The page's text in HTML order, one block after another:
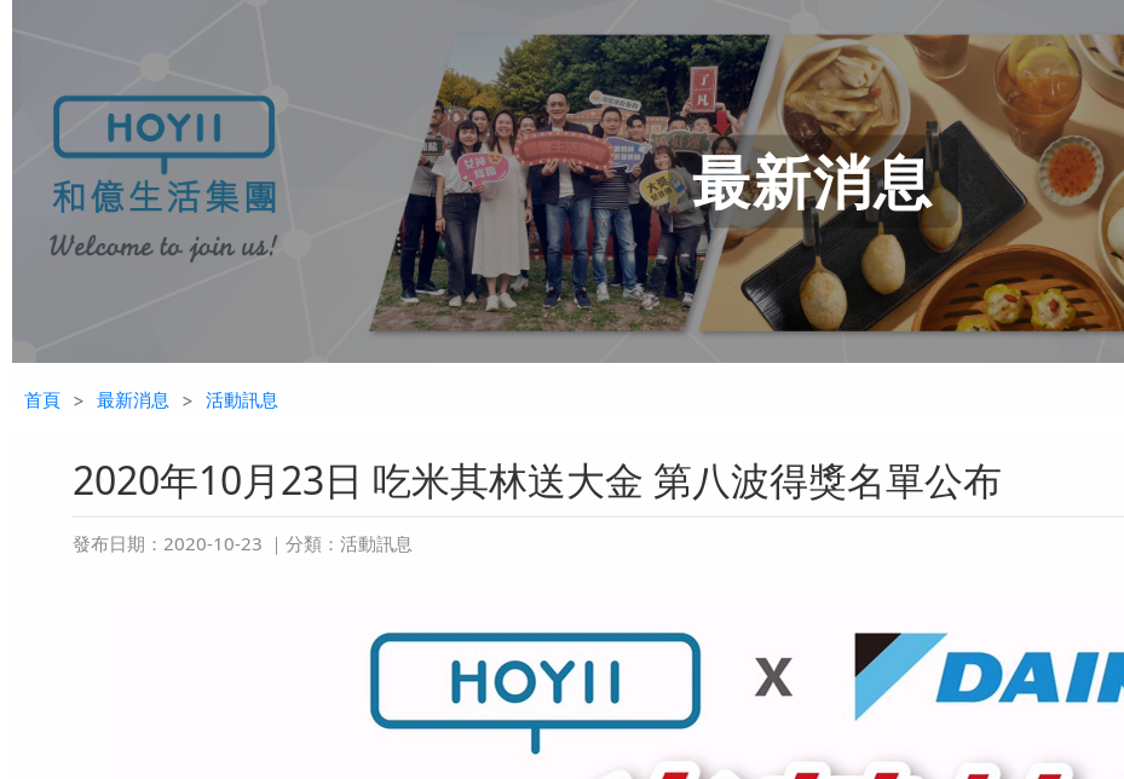
最新消息
首頁 最新消息 活動訊息
2020年10月23日 吃米其林送大金 第八波得獎名單公布
發布日期：2020-10-23 ｜分類：活動訊息